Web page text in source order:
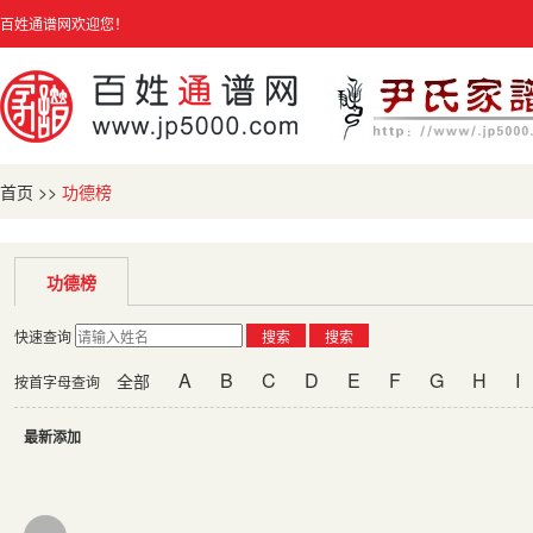
百姓通谱网欢迎您！
首页 >> 功德榜
功德榜
快速查询 搜索 搜索
按首字母查询 全部 A B C D E F G H I
最新添加